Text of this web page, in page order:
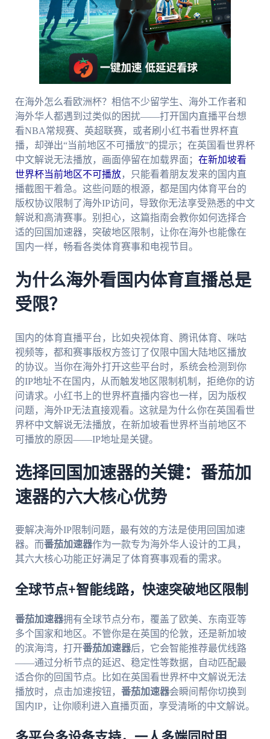
在海外怎么看欧洲杯？相信不少留学生、海外工作者和
海外华人都遇到过类似的困扰——打开国内直播平台想
看NBA常规赛、英超联赛，或者刷小红书看世界杯直
播，却弹出“当前地区不可播放”的提示；在英国看世界杯
中文解说无法播放，画面停留在加载界面； 在新加坡看
世界杯当前地区不可播放，只能看着朋友发来的国内直
播截图干着急。这些问题的根源，都是国内体育平台的
版权协议限制了海外IP访问，导致你无法享受熟悉的中文
解说和高清赛事。别担心，这篇指南会教你如何选择合
适的回国加速器，突破地区限制，让你在海外也能像在
国内一样，畅看各类体育赛事和电视节目。
为什么海外看国内体育直播总是
受限？
国内的体育直播平台，比如央视体育、腾讯体育、咪咕
视频等，都和赛事版权方签订了仅限中国大陆地区播放
的协议。当你在海外打开这些平台时，系统会检测到你
的IP地址不在国内，从而触发地区限制机制，拒绝你的访
问请求。小红书上的世界杯直播内容也一样，因为版权
问题，海外IP无法直接观看。这就是为什么你在英国看世
界杯中文解说无法播放，在新加坡看世界杯当前地区不
可播放的原因——IP地址是关键。
选择回国加速器的关键：番茄加
速器的六大核心优势
要解决海外IP限制问题，最有效的方法是使用回国加速
器。而番茄加速器作为一款专为海外华人设计的工具，
其六大核心功能正好满足了体育赛事观看的需求。
全球节点+智能线路，快速突破地区限制
番茄加速器拥有全球节点分布，覆盖了欧美、东南亚等
多个国家和地区。不管你是在英国的伦敦，还是新加坡
的滨海湾，打开番茄加速器后，它会智能推荐最优线路
——通过分析节点的延迟、稳定性等数据，自动匹配最
适合你的回国节点。比如在英国看世界杯中文解说无法
播放时，点击加速按钮， 番茄加速器会瞬间帮你切换到
国内IP，让你顺利进入直播页面，享受清晰的中文解说。